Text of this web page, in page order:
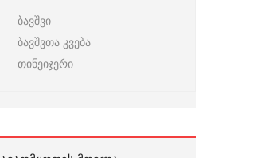
ბავშვი
ბავშვთა კვება
თინეიჯერი